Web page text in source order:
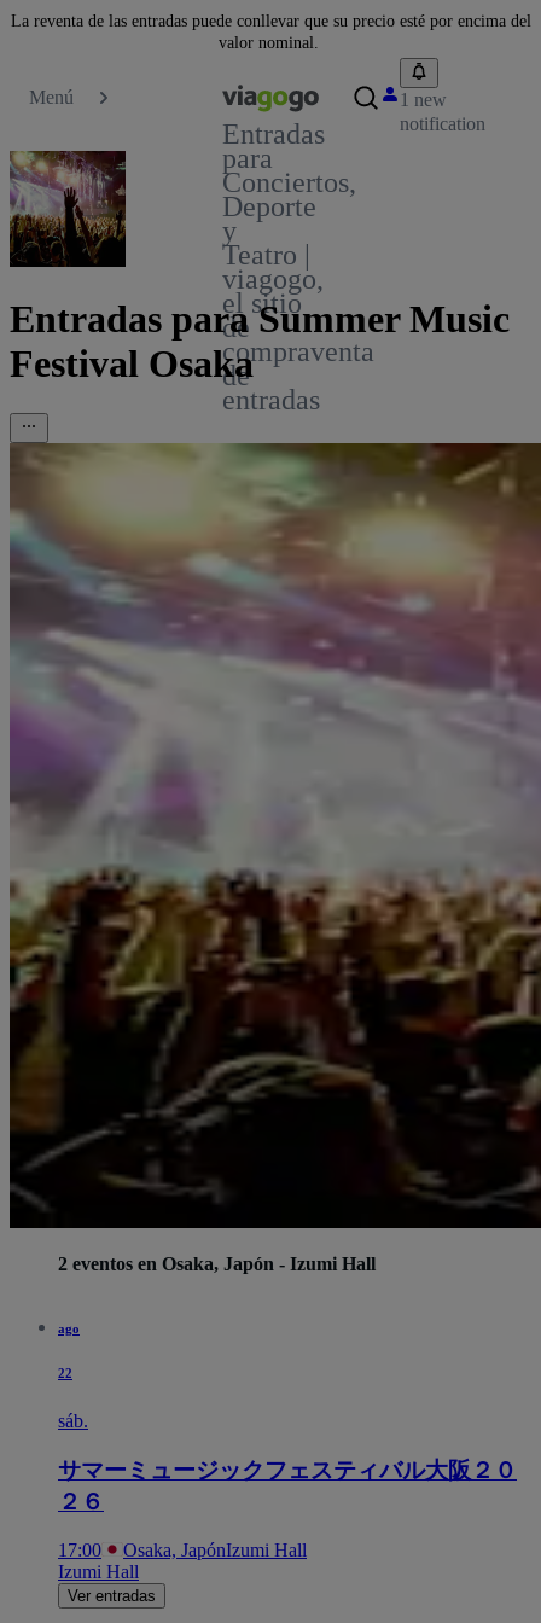
La reventa de las entradas puede conllevar que su precio esté por encima del
valor nominal.
Menú
Entradas
para
Conciertos,
Deporte
y
Teatro |
viagogo,
el sitio
de
compraventa
de
entradas
1 new
notification
Entradas para Summer Music
Festival Osaka
2 eventos en Osaka, Japón - Izumi Hall
ago
22
sáb.
サマーミュージックフェスティバル大阪２０
２６
17:00 Osaka, JapónIzumi Hall
Izumi Hall
Ver entradas